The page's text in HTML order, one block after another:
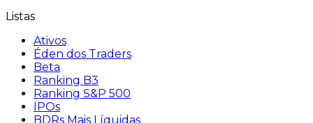
Listas
Ativos
Éden dos Traders
Beta
Ranking B3
Ranking S&P 500
IPOs
BDRs Mais Líquidas